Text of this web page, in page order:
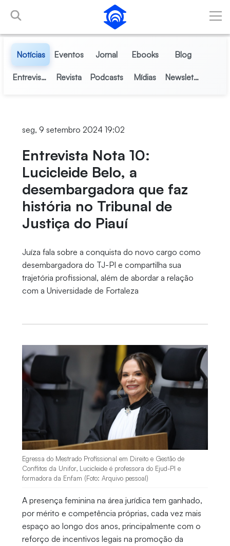
Pular para o Conteúdo principal
Notícias Eventos Jornal Ebooks Blog
Entrevistas Revista Podcasts Mídias Newsletter
seg, 9 setembro 2024 19:02
Entrevista Nota 10:
Lucicleide Belo, a
desembargadora que faz
história no Tribunal de
Justiça do Piauí
Juíza fala sobre a conquista do novo cargo como
desembargadora do TJ-PI e compartilha sua
trajetória profissional, além de abordar a relação
com a Universidade de Fortaleza
Egressa do Mestrado Profissional em Direito e Gestão de
Conflitos da Unifor, Lucicleide é professora do Ejud-PI e
formadora da Enfam (Foto: Arquivo pessoal)
A presença feminina na área jurídica tem ganhado,
por mérito e competência próprias, cada vez mais
espaço ao longo dos anos, principalmente com o
reforço de incentivos legais na promoção da